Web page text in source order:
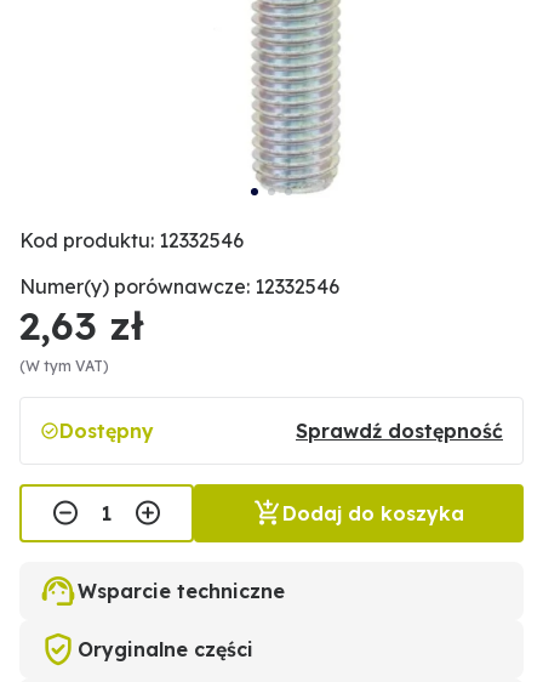
Kod produktu: 12332546
Numer(y) porównawcze: 12332546
2,63 zł
(W tym VAT)
Dostępny Sprawdź dostępność
Dodaj do koszyka
Wsparcie techniczne
Oryginalne części